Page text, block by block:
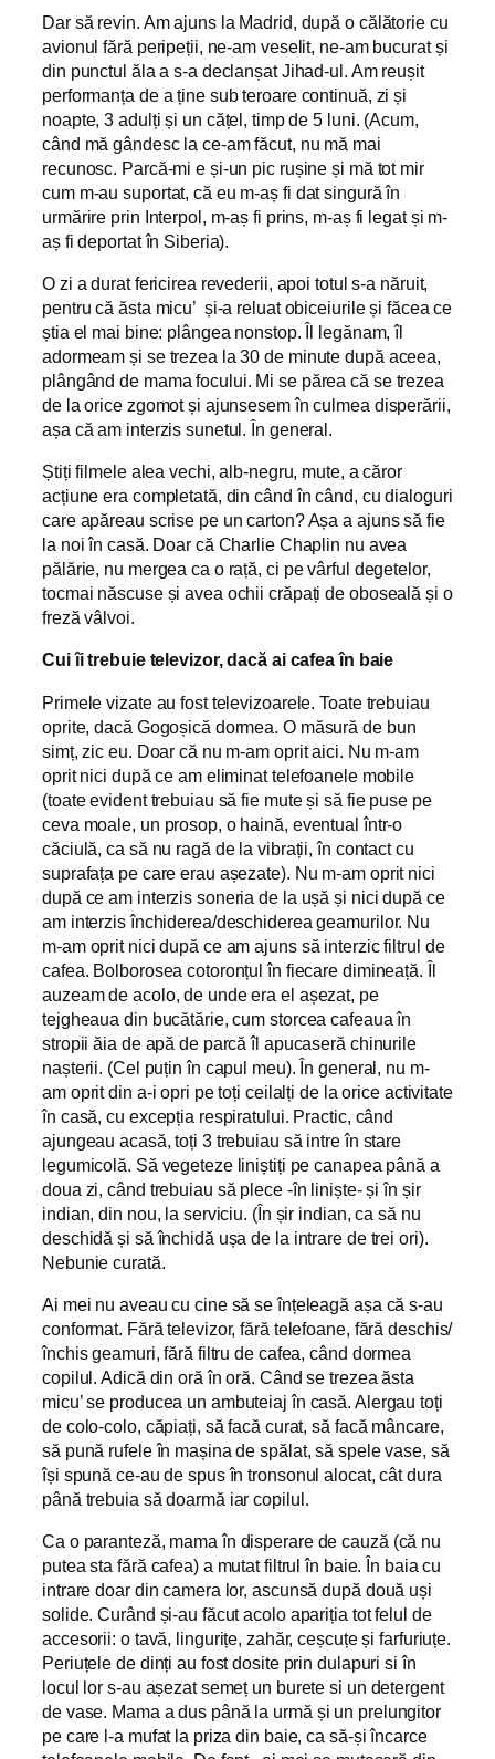
Dar să revin. Am ajuns la Madrid, după o călătorie cu
avionul fără peripeții, ne-am veselit, ne-am bucurat și
din punctul ăla a s-a declanșat Jihad-ul. Am reușit
performanța de a ține sub teroare continuă, zi și
noapte, 3 adulți și un cățel, timp de 5 luni. (Acum,
când mă gândesc la ce-am făcut, nu mă mai
recunosc. Parcă-mi e și-un pic rușine și mă tot mir
cum m-au suportat, că eu m-aș fi dat singură în
urmărire prin Interpol, m-aș fi prins, m-aș fi legat și m-
aș fi deportat în Siberia).
O zi a durat fericirea revederii, apoi totul s-a năruit,
pentru că ăsta micu’ și-a reluat obiceiurile și făcea ce
știa el mai bine: plângea nonstop. Îl legănam, îl
adormeam și se trezea la 30 de minute după aceea,
plângând de mama focului. Mi se părea că se trezea
de la orice zgomot și ajunsesem în culmea disperării,
așa că am interzis sunetul. În general.
Știți filmele alea vechi, alb-negru, mute, a căror
acțiune era completată, din când în când, cu dialoguri
care apăreau scrise pe un carton? Așa a ajuns să fie
la noi în casă. Doar că Charlie Chaplin nu avea
pălărie, nu mergea ca o rață, ci pe vârful degetelor,
tocmai născuse și avea ochii crăpați de oboseală și o
freză vâlvoi.
Cui îi trebuie televizor, dacă ai cafea în baie
Primele vizate au fost televizoarele. Toate trebuiau
oprite, dacă Gogoșică dormea. O măsură de bun
simț, zic eu. Doar că nu m-am oprit aici. Nu m-am
oprit nici după ce am eliminat telefoanele mobile
(toate evident trebuiau să fie mute și să fie puse pe
ceva moale, un prosop, o haină, eventual într-o
căciulă, ca să nu ragă de la vibrații, în contact cu
suprafața pe care erau așezate). Nu m-am oprit nici
după ce am interzis soneria de la ușă și nici după ce
am interzis închiderea/deschiderea geamurilor. Nu
m-am oprit nici după ce am ajuns să interzic filtrul de
cafea. Bolborosea cotoronțul în fiecare dimineață. Îl
auzeam de acolo, de unde era el așezat, pe
tejgheaua din bucătărie, cum storcea cafeaua în
stropii ăia de apă de parcă îl apucaseră chinurile
nașterii. (Cel puțin în capul meu). În general, nu m-
am oprit din a-i opri pe toți ceilalți de la orice activitate
în casă, cu excepția respiratului. Practic, când
ajungeau acasă, toți 3 trebuiau să intre în stare
legumicolă. Să vegeteze liniștiți pe canapea până a
doua zi, când trebuiau să plece -în liniște- și în șir
indian, din nou, la serviciu. (În șir indian, ca să nu
deschidă și să închidă ușa de la intrare de trei ori).
Nebunie curată.
Ai mei nu aveau cu cine să se înțeleagă așa că s-au
conformat. Fără televizor, fără telefoane, fără deschis/
închis geamuri, fără filtru de cafea, când dormea
copilul. Adică din oră în oră. Când se trezea ăsta
micu’ se producea un ambuteiaj în casă. Alergau toți
de colo-colo, căpiați, să facă curat, să facă mâncare,
să pună rufele în mașina de spălat, să spele vase, să
își spună ce-au de spus în tronsonul alocat, cât dura
până trebuia să doarmă iar copilul.
Ca o paranteză, mama în disperare de cauză (că nu
putea sta fără cafea) a mutat filtrul în baie. În baia cu
intrare doar din camera lor, ascunsă după două uși
solide. Curând și-au făcut acolo apariția tot felul de
accesorii: o tavă, lingurițe, zahăr, ceșcuțe și farfuriuțe.
Periuțele de dinți au fost dosite prin dulapuri si în
locul lor s-au așezat semeț un burete si un detergent
de vase. Mama a dus până la urmă și un prelungitor
pe care l-a mufat la priza din baie, ca să-și încarce